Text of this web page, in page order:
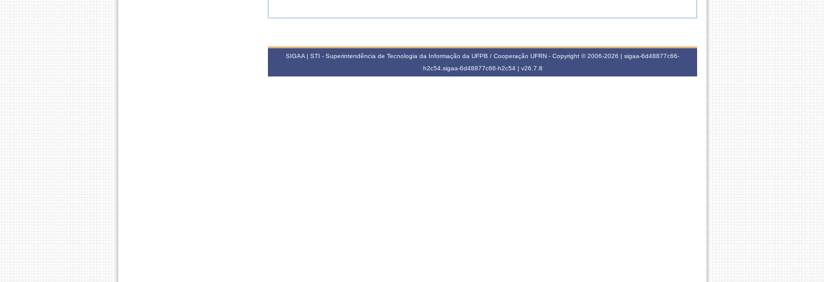
SIGAA | STI - Superintendência de Tecnologia da Informação da UFPB / Cooperação UFRN - Copyright © 2006-2026 | sigaa-6d48877c66-
h2c54.sigaa-6d48877c66-h2c54 | v26.7.8